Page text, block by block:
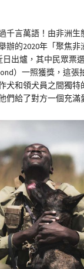
千言萬語！由非洲生
辦的2020年「聚焦非
出爐，其中民眾票
）一照獲獎，這張
犬和領犬員之間獨特
們給了對方一個充滿